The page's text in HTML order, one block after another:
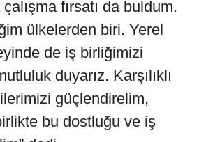
fırsatı da buldum.
ülkelerden biri. Yerel
de iş birliğimizi
duyarız. Karşılıklı
güçlendirelim,
bu dostluğu ve iş